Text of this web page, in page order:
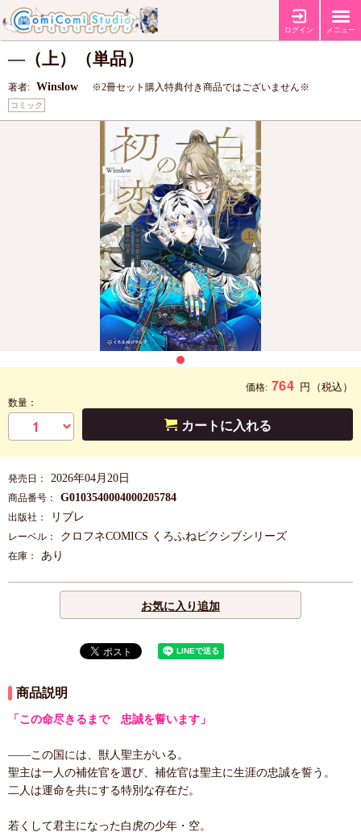
ログイン メニュー
白虎の初恋 ―ちいさな君主と薔薇の従者
―（上）（単品）
著者: Winslow ※2冊セット購入特典付き商品ではございません※
コミック
価格: 764 円 （税込）
数量：
カートに入れる
発売日： 2026年04月20日
商品番号： G0103540004000205784
出版社： リブレ
レーベル： クロフネCOMICS くろふねピクシブシリーズ
在庫： あり
お気に入り追加
商品説明
「この命尽きるまで 忠誠を誓います」
——この国には、獣人聖主がいる。
聖主は一人の補佐官を選び、補佐官は聖主に生涯の忠誠を誓う。
二人は運命を共にする特別な存在だ。
若くして君主になった白虎の少年・空。